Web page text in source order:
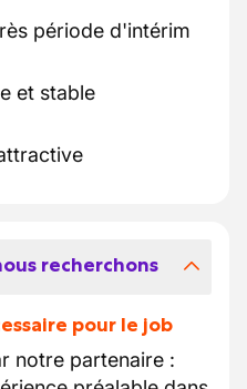
période d'intérim
et stable
recherchons
pour le job
notre partenaire :